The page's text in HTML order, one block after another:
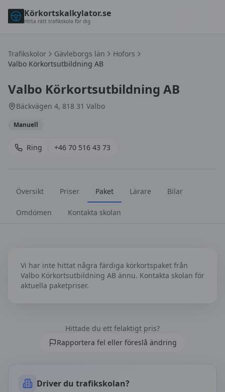
Körkortskalkylator.se
Hitta rätt trafikskola för dig
Trafikskolor Gävleborgs län
Hofors
Valbo Körkortsutbildning AB
Valbo Körkortsutbildning AB
Bäckvägen 4, 818 31 Valbo
Manuell
Ring +46 70 516 43 73
Översikt Priser Paket Lärare Bilar
Omdömen Kontakta skolan
Vi har inte hittat några färdiga körkortspaket från
Valbo Körkortsutbildning AB ännu. Kontakta skolan för
aktuella paketpriser.
Hittade du ett felaktigt pris?
Rapportera fel eller föreslå ändring
Driver du trafikskolan?